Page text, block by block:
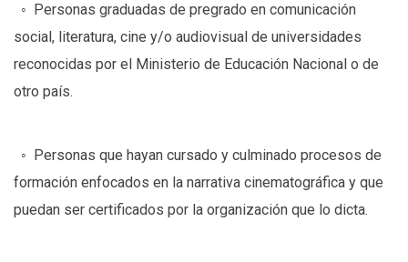
◦ Personas graduadas de pregrado en comunicación
social, literatura, cine y/o audiovisual de universidades
reconocidas por el Ministerio de Educación Nacional o de
otro país.
◦ Personas que hayan cursado y culminado procesos de
formación enfocados en la narrativa cinematográfica y que
puedan ser certificados por la organización que lo dicta.